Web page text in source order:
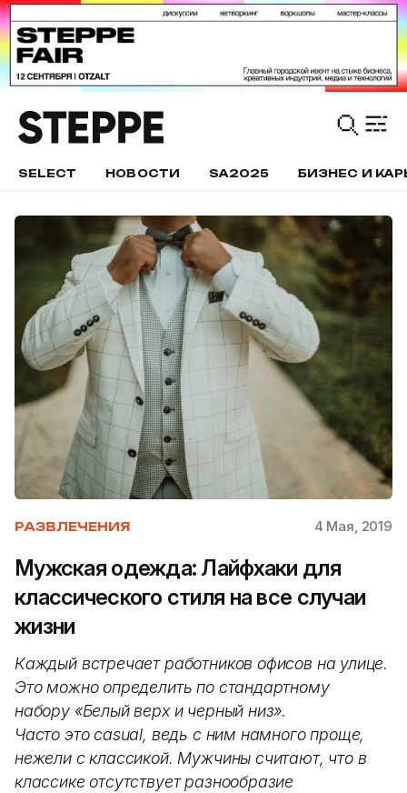
SELECT НОВОСТИ SA2025 БИЗНЕС И
РАЗВЛЕЧЕНИЯ 4 Мая, 2019
Мужская одежда: Лайфхаки для
классического стиля на все случаи
жизни
Каждый встречает работников офисов на улице.
Это можно определить по стандартному
набору «Белый верх и черный низ».
Часто это casual, ведь с ним намного проще,
нежели с классикой. Мужчины считают, что в
классике отсутствует разнообразие